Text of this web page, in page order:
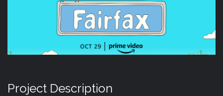
Project Description